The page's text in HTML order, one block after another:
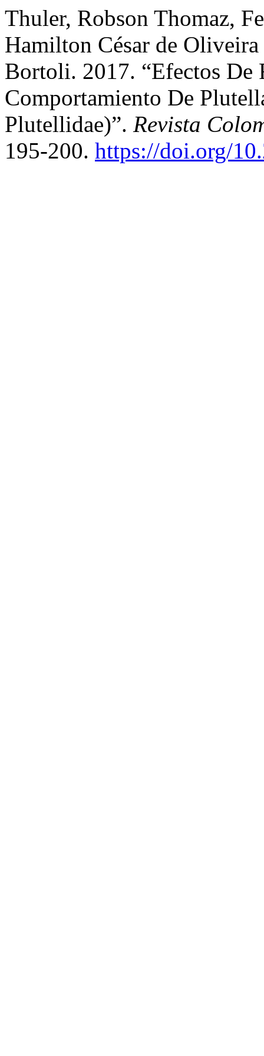
Thuler, Robson Thomaz,
Hamilton César de
Bortoli. 2017. “Efectos De
Comportamiento De
Plutellidae)”. Revista
195-200. https://doi.org/